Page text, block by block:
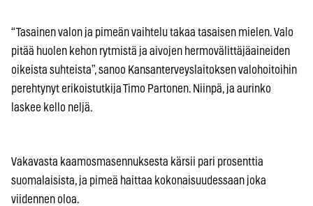
“Tasainen valon ja pimeän vaihtelu takaa tasaisen mielen. Valo
pitää huolen kehon rytmistä ja aivojen hermovälittäjäaineiden
oikeista suhteista”, sanoo Kansanterveyslaitoksen valohoitoihin
perehtynyt erikoistutkija Timo Partonen. Niinpä, ja aurinko
laskee kello neljä.
Vakavasta kaamosmasennuksesta kärsii pari prosenttia
suomalaisista, ja pimeä haittaa kokonaisuudessaan joka
viidennen oloa.